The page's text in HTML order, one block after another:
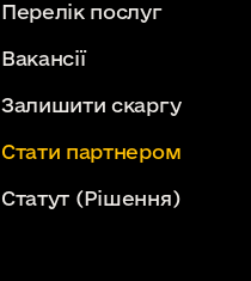
Перелік послуг
Вакансії
Залишити скаргу
Стати партнером
Статут (Рішення)